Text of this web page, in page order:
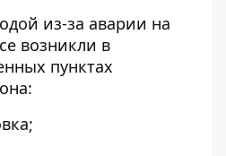
из-за аварии на
возникли в
пунктах